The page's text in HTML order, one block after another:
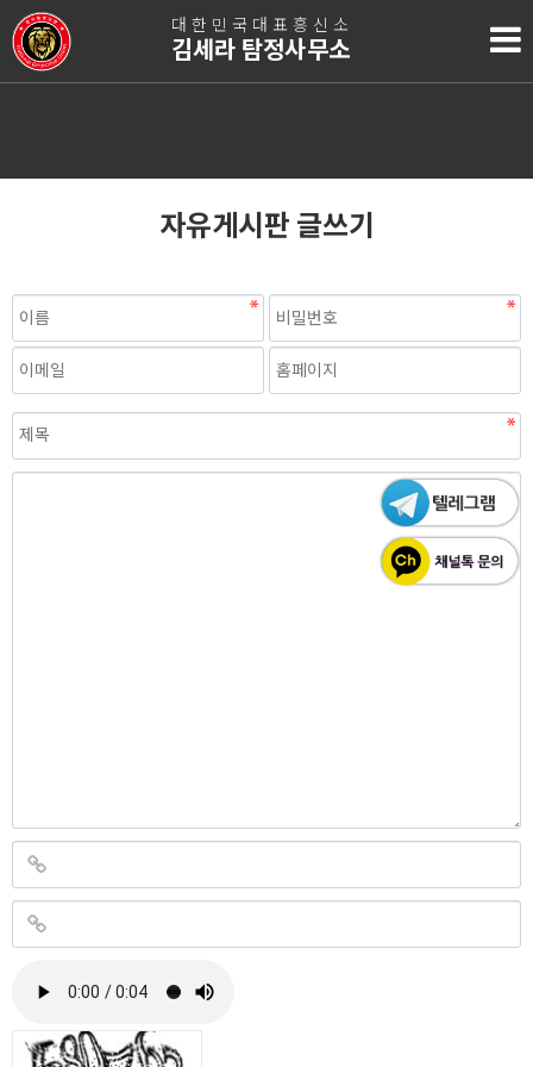
대한민국대표흥신소
김세라 탐정사무소
자유게시판 글쓰기